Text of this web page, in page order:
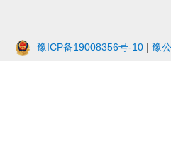
豫ICP备19008356号-10 | 豫